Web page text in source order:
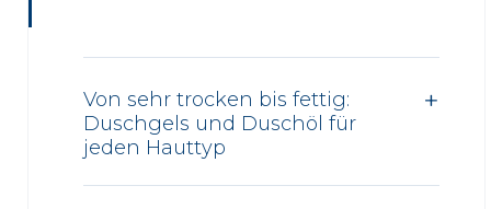
Von sehr trocken bis fettig:
Duschgels und Duschöl für
jeden Hauttyp